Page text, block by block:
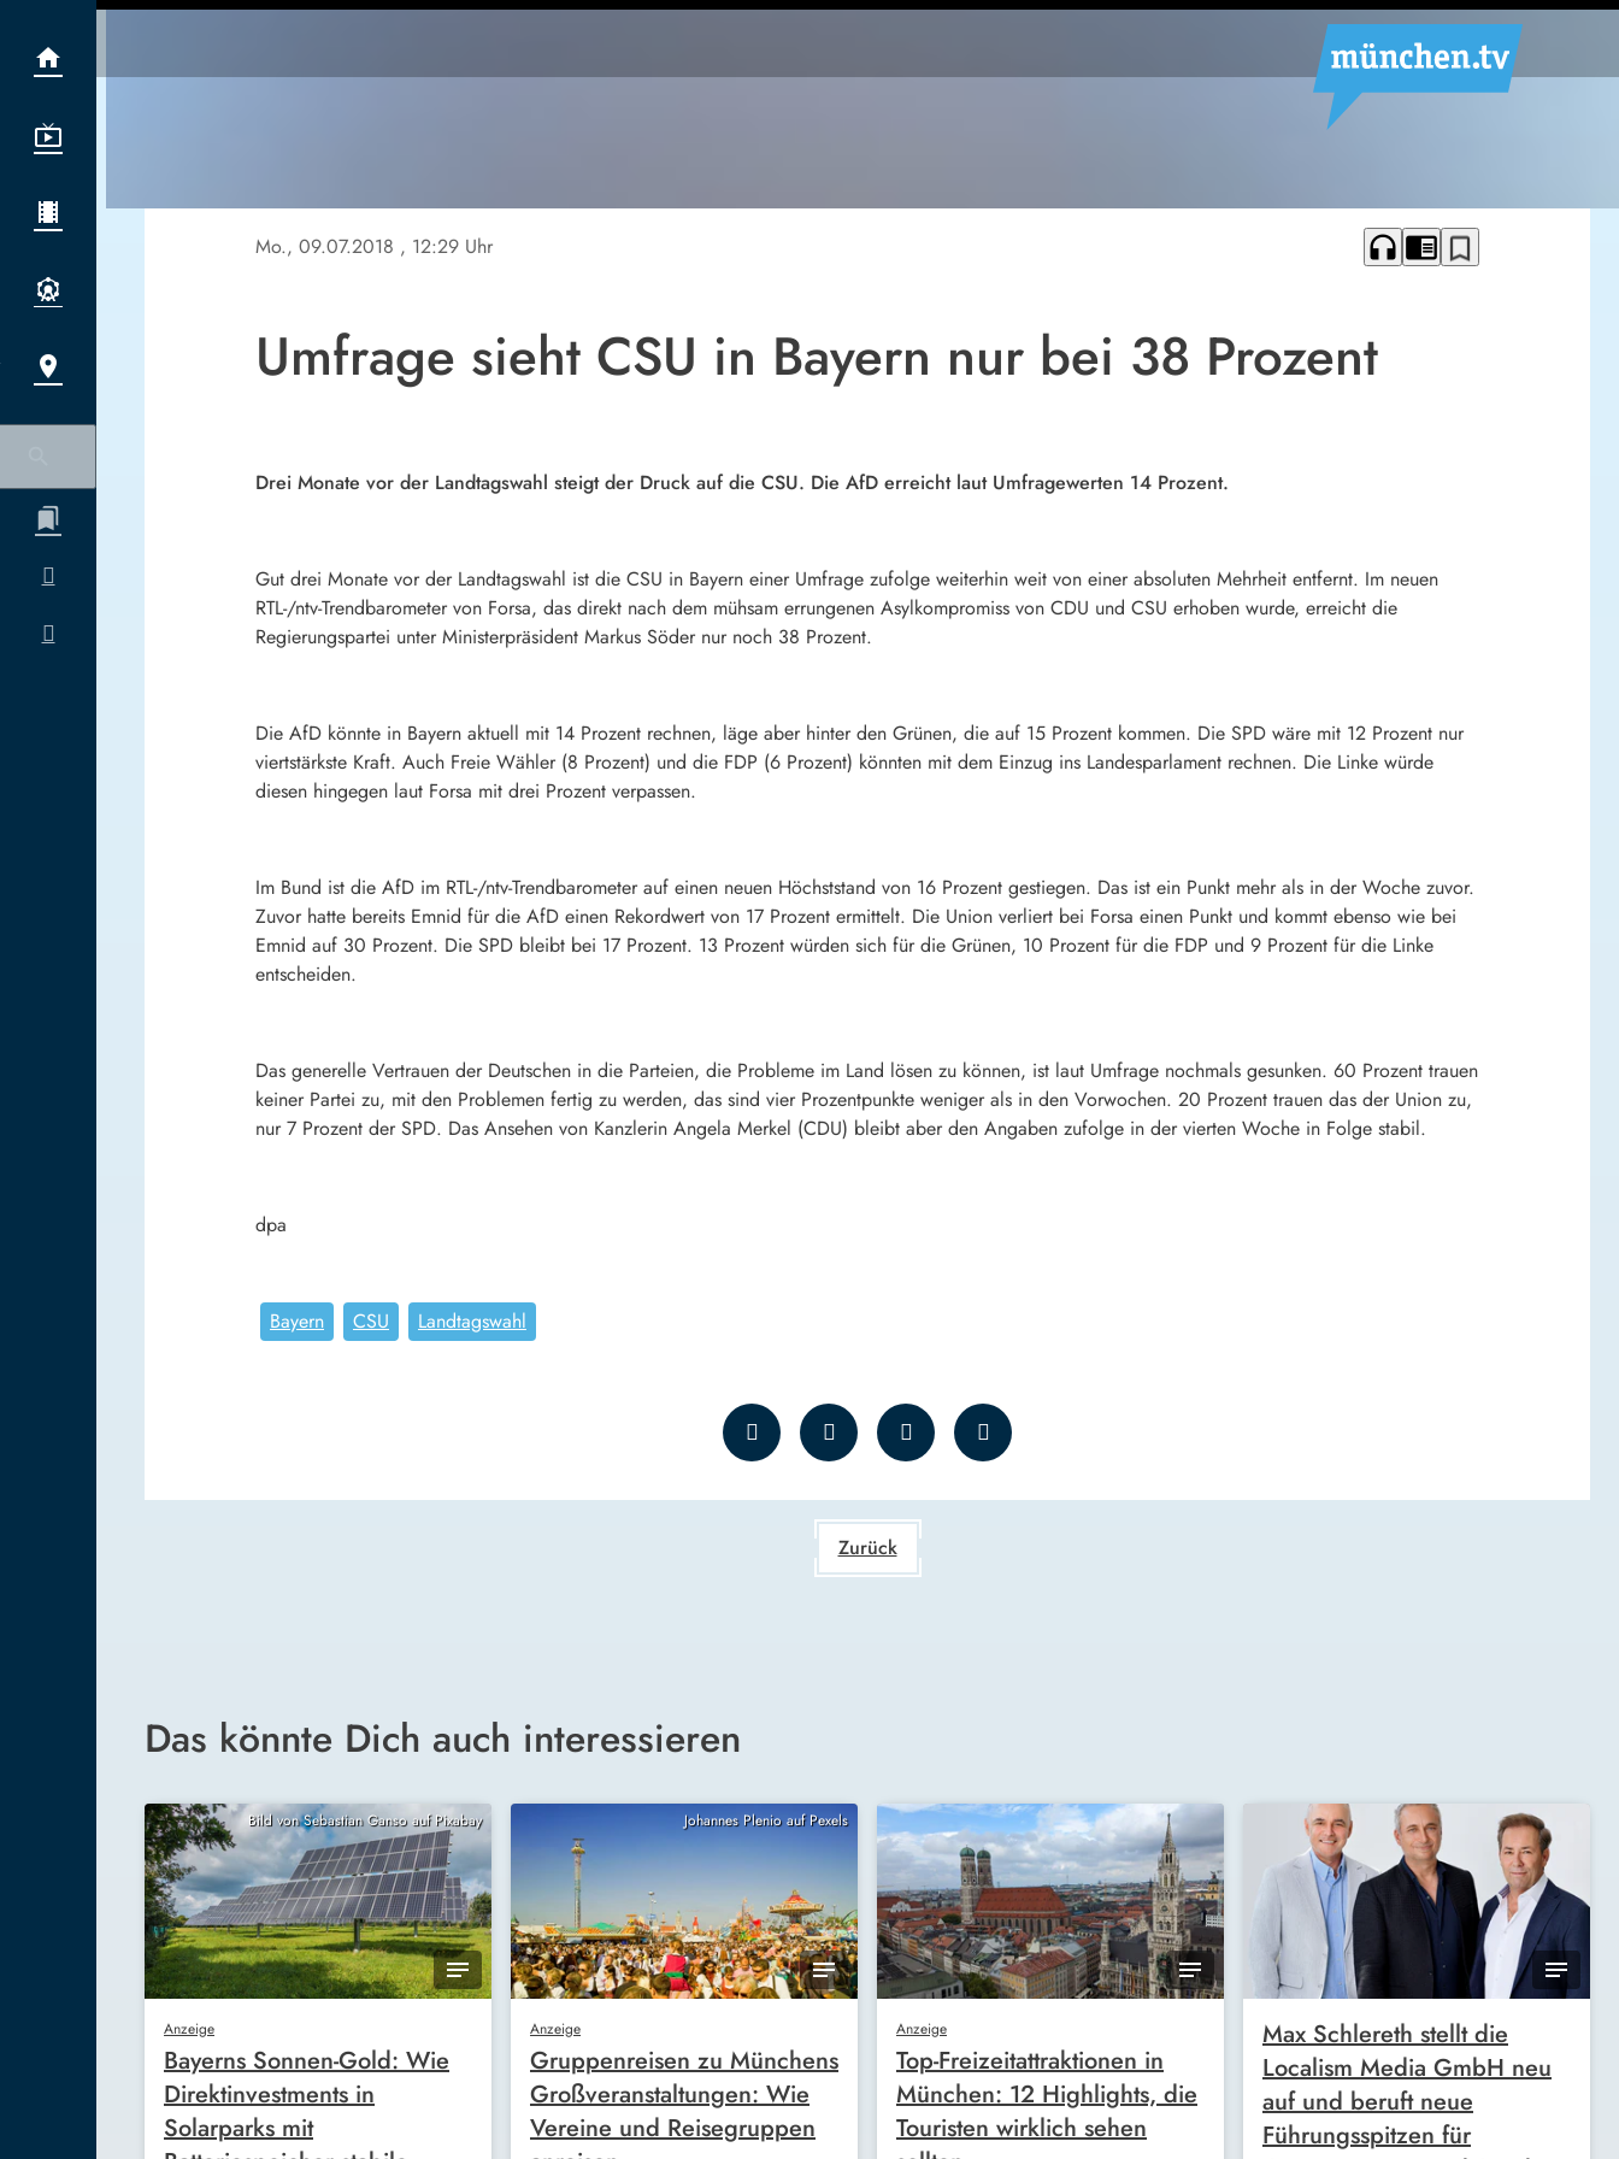
Parteizentrale
Mo., 09.07.2018 , 12:29 Uhr headphones chrome_reader_mode bookmark_border
Umfrage sieht CSU in Bayern nur bei 38 Prozent
Drei Monate vor der Landtagswahl steigt der Druck auf die CSU. Die AfD erreicht laut Umfragewerten 14 Prozent.
Gut drei Monate vor der Landtagswahl ist die CSU in Bayern einer Umfrage zufolge weiterhin weit von einer absoluten Mehrheit entfernt. Im neuen
RTL-/ntv-Trendbarometer von Forsa, das direkt nach dem mühsam errungenen Asylkompromiss von CDU und CSU erhoben wurde, erreicht die
Regierungspartei unter Ministerpräsident Markus Söder nur noch 38 Prozent.
Die AfD könnte in Bayern aktuell mit 14 Prozent rechnen, läge aber hinter den Grünen, die auf 15 Prozent kommen. Die SPD wäre mit 12 Prozent nur
viertstärkste Kraft. Auch Freie Wähler (8 Prozent) und die FDP (6 Prozent) könnten mit dem Einzug ins Landesparlament rechnen. Die Linke würde
diesen hingegen laut Forsa mit drei Prozent verpassen.
Im Bund ist die AfD im RTL-/ntv-Trendbarometer auf einen neuen Höchststand von 16 Prozent gestiegen. Das ist ein Punkt mehr als in der Woche zuvor.
Zuvor hatte bereits Emnid für die AfD einen Rekordwert von 17 Prozent ermittelt. Die Union verliert bei Forsa einen Punkt und kommt ebenso wie bei
Emnid auf 30 Prozent. Die SPD bleibt bei 17 Prozent. 13 Prozent würden sich für die Grünen, 10 Prozent für die FDP und 9 Prozent für die Linke
entscheiden.
Das generelle Vertrauen der Deutschen in die Parteien, die Probleme im Land lösen zu können, ist laut Umfrage nochmals gesunken. 60 Prozent trauen
keiner Partei zu, mit den Problemen fertig zu werden, das sind vier Prozentpunkte weniger als in den Vorwochen. 20 Prozent trauen das der Union zu,
nur 7 Prozent der SPD. Das Ansehen von Kanzlerin Angela Merkel (CDU) bleibt aber den Angaben zufolge in der vierten Woche in Folge stabil.
dpa
Bayern CSU Landtagswahl
Zurück
Das könnte Dich auch interessieren
Bild von Sebastian Ganso auf Pixabay
Anzeige
Bayerns Sonnen-Gold: Wie
Direktinvestments in
Solarparks mit
Johannes Plenio auf Pexels
Anzeige
Gruppenreisen zu Münchens
Großveranstaltungen: Wie
Vereine und Reisegruppen
Anzeige
Top-Freizeitattraktionen in
München: 12 Highlights, die
Touristen wirklich sehen
Max Schlereth stellt die
Localism Media GmbH neu
auf und beruft neue
Führungsspitzen für